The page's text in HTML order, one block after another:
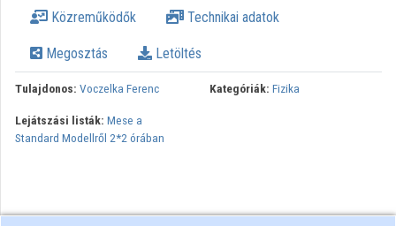
Közreműködők Technikai adatok
Megosztás Letöltés
Tulajdonos: Voczelka Ferenc Kategóriák: Fizika
Lejátszási listák: Mese a
Standard Modellről 2*2 órában